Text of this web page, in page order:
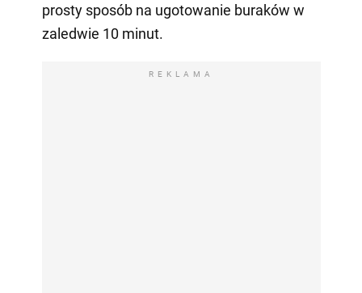
prosty sposób na ugotowanie buraków w
zaledwie 10 minut.
REKLAMA